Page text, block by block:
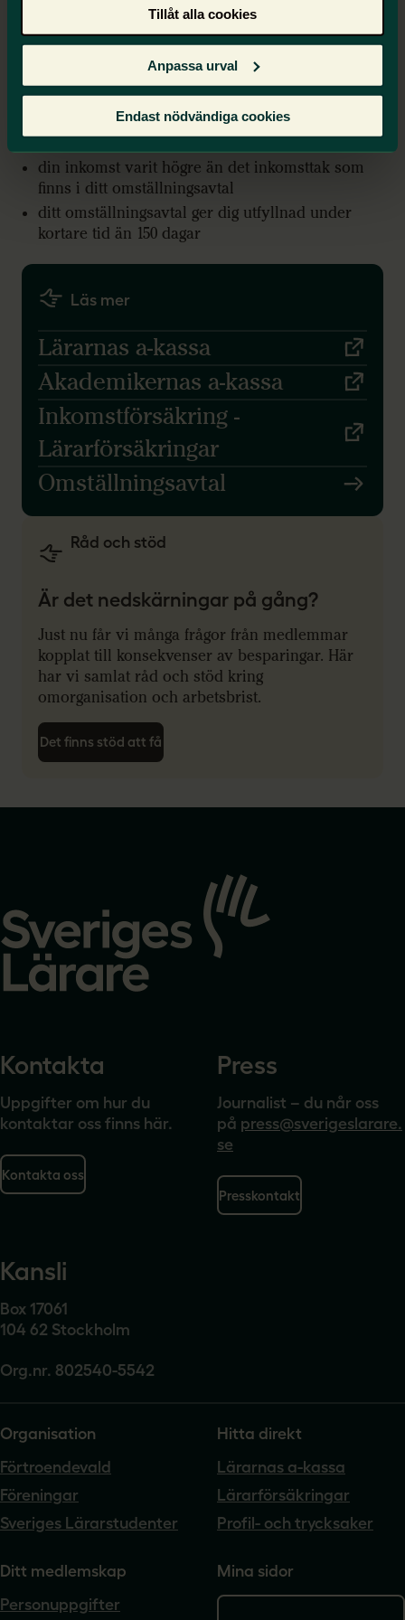
Tillåt alla cookies
Anpassa urval
Endast nödvändiga cookies
arbetsgivare inte har kollektivavtal, kan du istället
få ersättning från inkomstförsäkringen.
Med utfyllnad från omställningsavtal
inkomstförsäkringen om
din inkomst varit högre än det inkomsttak som
finns i ditt omställningsavtal
ditt omställningsavtal ger dig utfyllnad under
kortare tid än 150 dagar
Läs mer
Lärarnas a-kassa
Akademikernas a-kassa
Inkomstförsäkring -
Lärarförsäkringar
Omställningsavtal
Råd och stöd
Är det nedskärningar på gång?
Just nu får vi många frågor från medlemmar
kopplat till konsekvenser av besparingar. Här
har vi samlat råd och stöd kring
omorganisation och arbetsbrist.
Det finns stöd att få
startsidan
Kontakta
Uppgifter om hur du
kontaktar oss finns här.
Kontakta oss
Press
Journalist – du når oss
på press@sverigeslarare.
se
Presskontakt
Kansli
Box 17061
104 62 Stockholm
Org.nr. 802540-5542
Organisation
Förtroendevald
Föreningar
Sveriges Lärarstudenter
Hitta direkt
Lärarnas a-kassa
Lärarförsäkringar
Profil- och trycksaker
Ditt medlemskap
Personuppgifter
Mina sidor